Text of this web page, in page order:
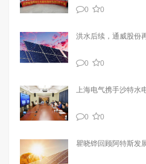
0
0
洪水后续，通威股份
0 0
上海电气携手沙特水
0 0
瞿晓铧回顾阿特斯发